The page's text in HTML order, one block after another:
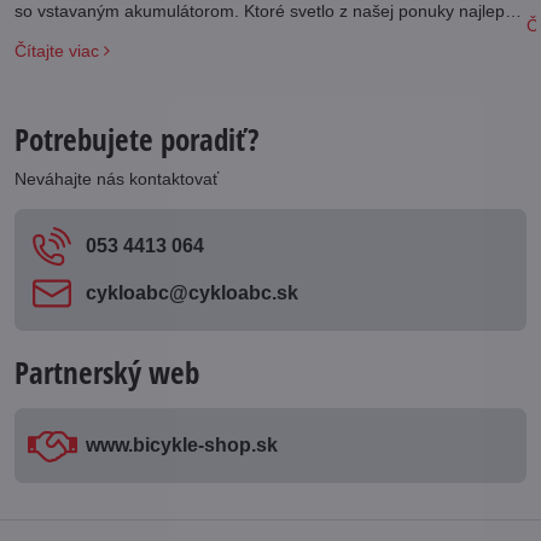
so vstavaným akumulátorom. Ktoré svetlo z našej ponuky najlepšie
vyhovie vašim požiadavkám?
Čítajte viac
Potrebujete poradiť?
Neváhajte nás kontaktovať
053 4413 064
cykloabc​@cykloabc​.sk
Partnerský web
www​.bicykle-shop​.sk